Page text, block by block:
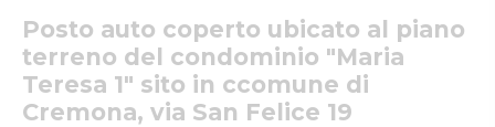
Posto auto coperto ubicato al piano
terreno del condominio "Maria
Teresa 1" sito in ccomune di
Cremona, via San Felice 19